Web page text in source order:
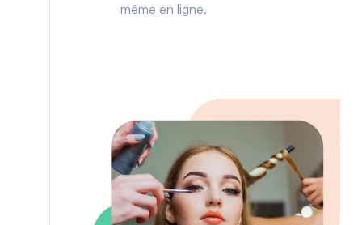
même en ligne.